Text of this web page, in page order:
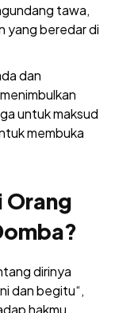
tawa,
yang beredar di
dan
untuk maksud
membuka
Orang
dirinya
dan begitu“,
hakmu